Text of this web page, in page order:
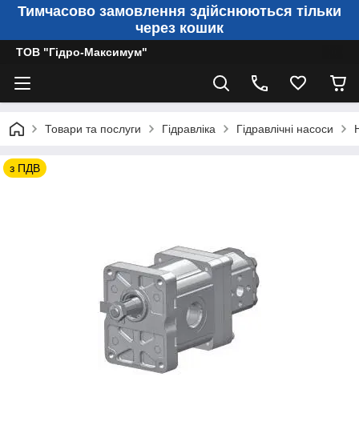
Тимчасово замовлення здійснюються тільки
через кошик
ТОВ "Гідро-Максимум"
Товари та послуги Гідравліка Гідравлічні насоси
з ПДВ